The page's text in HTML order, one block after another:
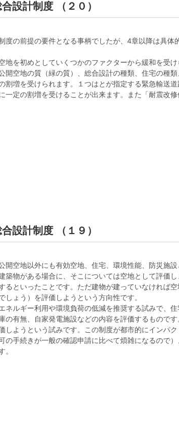
設計制度 （２０）
度の前提の要件となる事柄でしたが、4章以降は具
地を初めとしていくつかのファクターから緩和を受
開空地の質（緑の質）、総合設計の種類、住宅の種
割増を受けられます。１つはとが指定する緊急輸送
一定の割増を受けることが出来ます。また「耐震改
設計制度 （１９）
開空地以外にも有効空地、住宅、環境性能、防災施
築物がある場合に、そこについては空地として評価
るといったことです。ただ建物が建っていなければ
しょう）を評価しようという方向性です。
ネルギー利用や環境負荷の低減を推奨する試みで、
の有無、自家発電施設などの内容を評価するもので
しようという試みです。この制度が都市的にインパ
の手続きが一般の確認申請に比べて煩雑になるので
。